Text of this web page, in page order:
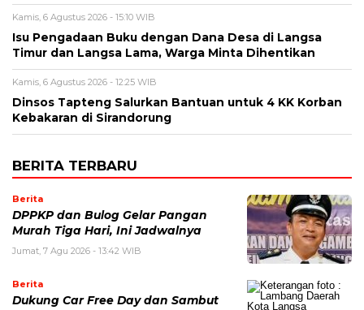
Kamis, 6 Agustus 2026 - 15:10 WIB
Isu Pengadaan Buku dengan Dana Desa di Langsa
Timur dan Langsa Lama, Warga Minta Dihentikan
Kamis, 6 Agustus 2026 - 12:25 WIB
Dinsos Tapteng Salurkan Bantuan untuk 4 KK Korban
Kebakaran di Sirandorung
BERITA TERBARU
Berita
DPPKP dan Bulog Gelar Pangan
Murah Tiga Hari, Ini Jadwalnya
Jumat, 7 Agu 2026 - 13:42 WIB
Berita
Dukung Car Free Day dan Sambut